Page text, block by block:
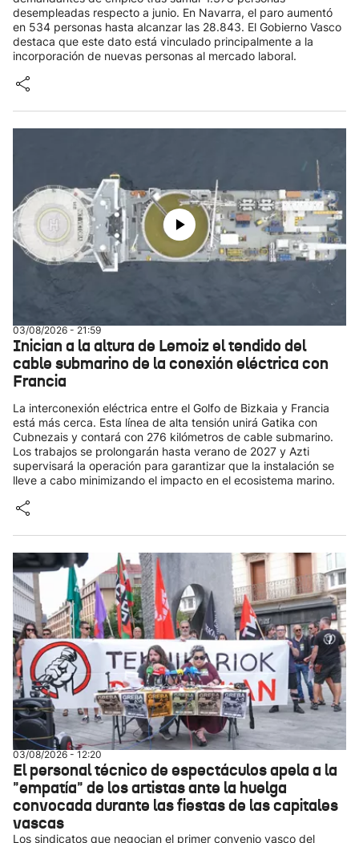
desempleadas respecto a junio. En Navarra, el paro aumentó
en 534 personas hasta alcanzar las 28.843. El Gobierno Vasco
destaca que este dato está vinculado principalmente a la
incorporación de nuevas personas al mercado laboral.
03/08/2026 - 21:59
Inician a la altura de Lemoiz el tendido del
cable submarino de la conexión eléctrica con
Francia
La interconexión eléctrica entre el Golfo de Bizkaia y Francia
está más cerca. Esta línea de alta tensión unirá Gatika con
Cubnezais y contará con 276 kilómetros de cable submarino.
Los trabajos se prolongarán hasta verano de 2027 y Azti
supervisará la operación para garantizar que la instalación se
lleve a cabo minimizando el impacto en el ecosistema marino.
03/08/2026 - 12:20
El personal técnico de espectáculos apela a la
"empatía" de los artistas ante la huelga
convocada durante las fiestas de las capitales
vascas
Los sindicatos que negocian el primer convenio vasco del